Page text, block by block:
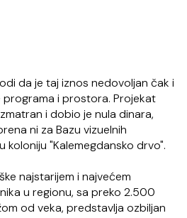
da je taj iznos nedovoljan čak i
i prostora. Projekat
i dobio je nula dinara,
ni za Bazu vizuelnih
koloniju "Kalemegdansko drvo".
najstarijem i najvećem
u regionu, sa preko 2.500
od veka, predstavlja ozbiljan